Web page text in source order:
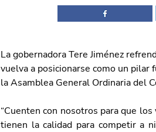
La gobernadora Tere Jiménez
vuelva a posicionarse como un
la Asamblea General Ordinaria del
“Cuenten con nosotros para que
tienen la calidad para competir a